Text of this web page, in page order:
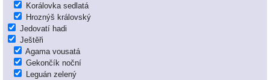
Korálovka sedlatá
Hroznýš královský
Jedovatí hadi
Ještěři
Agama vousatá
Gekončík noční
Leguán zelený